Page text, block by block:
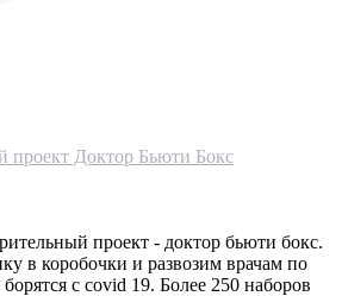
проект Доктор Бьюти Бокс
проект - доктор бьюти бокс.
в коробочки и развозим врачам по
с covid 19. Более 250 наборов